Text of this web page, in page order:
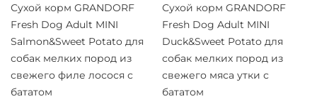
Сухой корм GRANDORF
Fresh Dog Adult MINI
Salmon&Sweet Potato для
собак мелких пород из
свежего филе лосося с
бататом
Сухой корм GRANDORF
Fresh Dog Adult MINI
Duck&Sweet Potato для
собак мелких пород из
свежего мяса утки с
бататом